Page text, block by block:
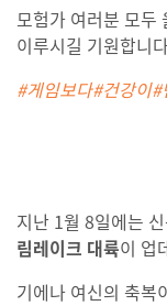
모험가 여러분 모두
이루시길 기원합니
#게임보다#건강이
지난 1월 8일에는
림레이크 대륙이 업
기에나 여신의 축복